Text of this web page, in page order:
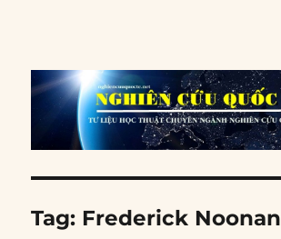
Tag: Frederick Noonan